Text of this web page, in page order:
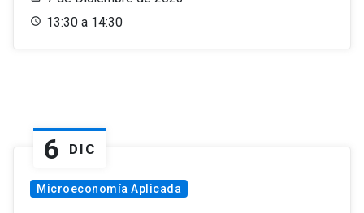
13:30 a 14:30
6 DIC
Microeconomía Aplicada